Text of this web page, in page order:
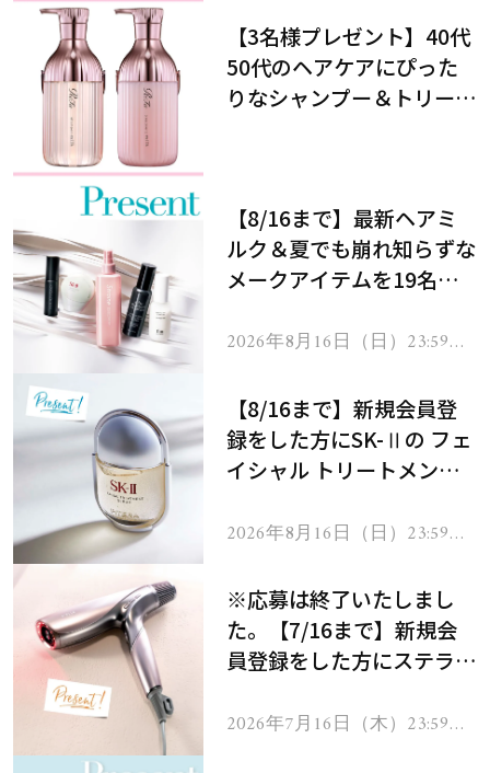
【3名様プレゼント】40代
50代のヘアケアにぴった
りなシャンプー＆トリート
【8/16まで】最新ヘアミ
ルク＆夏でも崩れ知らずな
メークアイテムを19名様
2026年8月16日（日）23:59ま
【8/16まで】新規会員登
録をした方にSK-Ⅱの フェ
イシャル トリートメント
2026年8月16日（日）23:59ま
※応募は終了いたしまし
た。【7/16まで】新規会
員登録をした方にステラボ
ヘアドライヤー ジュエル
2026年7月16日（木）23:59ま